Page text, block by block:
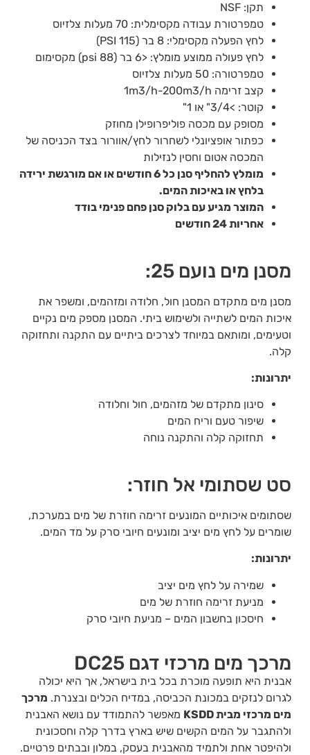
תקן: NSF
טמפרטורת עבודה מקסימלית: 70 מעלות צלזיוס
לחץ הפעלה מקסימלי: 8 בר (115 PSI)
לחץ פעולה ממוצע מומלץ: <6 בר (88 psi) מקסימום
טמפרטורה: 50 מעלות צלזיוס
קצב זרימה 1m3/h-200m3/h
קוטר: >3/4" או 1"
מסופק עם מכסה פוליפרופילן מחוזק
כפתור אופציונלי לשחרור לחץ/אוורור בצד הכניסה של
המכסה אטום וחסין לנזילות
מומלץ להחליף סנן כל 6 חודשים או אם מורגשת ירידה
בלחץ או באיכות המים.
המוצר מגיע עם בלוק סנן פחם פנימי בודד
אחריות 24 חודשים
מסנן מים נועם 25:
מסנן מים מתקדם המסנן חול, חלודה ומזהמים, ומשפר את
איכות המים לשתייה ולשימוש ביתי. המסנן מספק מים נקיים
וטעימים, ומותאם במיוחד לצרכים ביתיים עם התקנה ותחזוקה
קלה.
יתרונות:
סינון מתקדם של מזהמים, חול וחלודה
שיפור טעם וריח המים
תחזוקה קלה והתקנה נוחה
סט שסתומי אל חוזר:
שסתומים איכותיים המונעים זרימה חוזרת של מים במערכת,
שומרים על לחץ מים יציב ומונעים חיובי סרק על מד המים.
יתרונות:
שמירה על לחץ מים יציב
מניעת זרימה חוזרת של מים
חיסכון בחשבון המים – מניעת חיובי סרק
מרכך מים מרכזי דגם DC25
אבנית היא תופעה מוכרת בכל בית בישראל, אך היא יכולה
לגרום לנזקים במכונת הכביסה, במדיח הכלים ובצנרת. מרכך
מים מרכזי מבית KSDD
מאפשר להתמודד עם נושא האבנית
ולהתגבר על המים הקשים שיש בארץ בדרך קלה וחסכונית
ולהיפטר אחת ולתמיד מהאבנית בעסק, במלון ובבתים פרטיים.